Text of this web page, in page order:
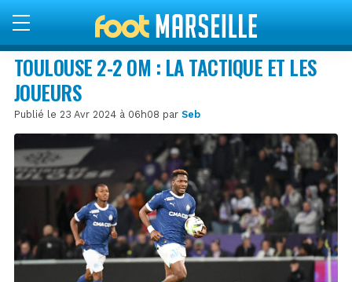
TOULOUSE 2-2 OM : LA TACTIQUE ET LES
JOUEURS
Publié le 23 Avr 2024 à 06h08 par Seb